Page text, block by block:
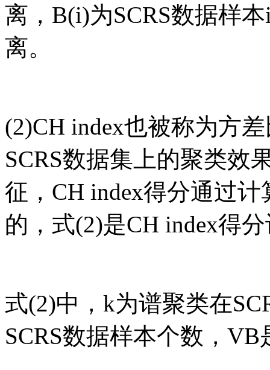
离，B(i)为SCRS数据样
离。
(2)CH index也被称为方
SCRS数据集上的聚类效
征，CH index得分通过
的，式(2)是CH index得
式(2)中，k为谱聚类在
SCRS数据样本个数，